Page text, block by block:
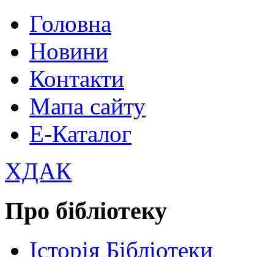
Головна
Новини
Контакти
Мапа сайту
Е-Каталог
ХДАК
Про бібліотеку
Історія Бібліотеки